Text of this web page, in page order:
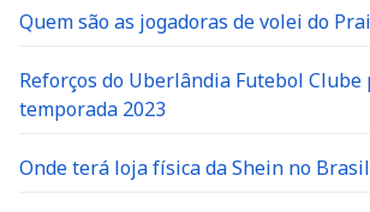
Quem são as jogadoras de volei do
Reforços do Uberlândia Futebol Clube
temporada 2023
Onde terá loja física da Shein no